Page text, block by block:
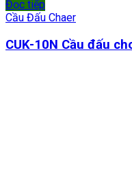
Đọc tiếp
Cầu Đấu Chaer
CUK-10N Cầu đấu